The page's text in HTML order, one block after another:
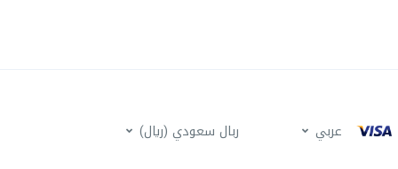
عربي ربال سعودي (ريال)